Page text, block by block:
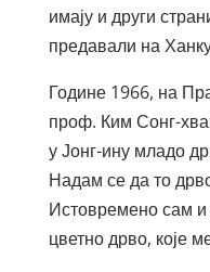
имају и други
предавали на
Године 1966, на
проф. Ким Сонг-
у Јонг-ину младо
Надам се да то
Истовремено сам и
цветно дрво, које